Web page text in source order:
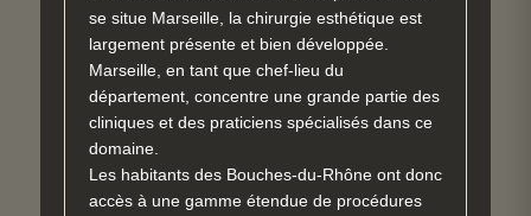
se situe Marseille, la chirurgie esthétique est
largement présente et bien développée.
Marseille, en tant que chef-lieu du
département, concentre une grande partie des
cliniques et des praticiens spécialisés dans ce
domaine.
Les habitants des Bouches-du-Rhône ont donc
accès à une gamme étendue de procédures